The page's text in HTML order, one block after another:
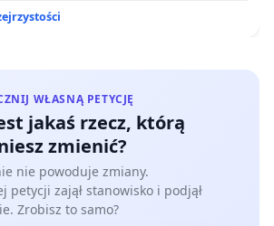
WŁASNĄ PETYCJĘ
jakaś rzecz, którą
zmienić?
nie powoduje zmiany.
petycji zajął stanowisko i podjął
Zrobisz to samo?